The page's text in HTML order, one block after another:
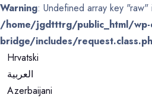
Warning: Undefined array key "raw"
/home/jgdtttrg/public_html/wp-
bridge/includes/
Hrvatski
العربية
Azerbaijani